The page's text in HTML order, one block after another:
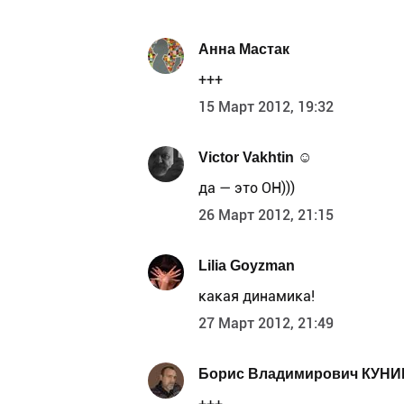
Анна Мастак
+++
15 Март 2012, 19:32
Victor Vakhtin ☺
да — это ОН)))
26 Март 2012, 21:15
Lilia Goyzman
какая динамика!
27 Март 2012, 21:49
Борис Владимирович